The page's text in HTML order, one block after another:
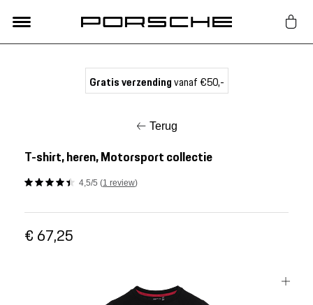
Nieuw
Acties
Gratis verzendingvanaf €50,-
Terug
T-shirt, heren, Motorsport collectie
4,5/5 (1 review)
€ 67,25